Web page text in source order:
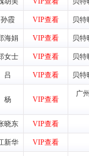
性产品
理妥
区销售
的案
各地）
孙霞 VIP查看 贝
海娟 VIP查看 贝
女士 VIP查看 贝
吕 VIP查看 贝
杨 VIP查看
广
晓东 VIP查看
新华 VIP查看